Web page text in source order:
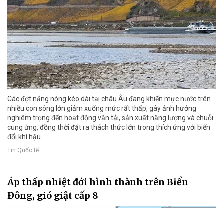
Các đợt nắng nóng kéo dài tại châu Âu đang khiến mực nước trên
nhiều con sông lớn giảm xuống mức rất thấp, gây ảnh hưởng
nghiêm trọng đến hoạt động vận tải, sản xuất năng lượng và chuỗi
cung ứng, đồng thời đặt ra thách thức lớn trong thích ứng với biến
đổi khí hậu.
Tin Quốc tế
Áp thấp nhiệt đới hình thành trên Biển
Đông, gió giật cấp 8